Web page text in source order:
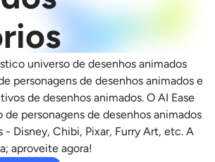
AI
AI
AI
Kling 2.6 Motion Control
Nano Banana Pro Seedream 4.5
Fluxo Kontext
d'água
universo de desenhos animados
personagens de desenhos animados e
de desenhos animados. O AI Ease
de personagens de desenhos animados
- Disney, Chibi, Pixar, Furry Art, etc. A
aproveite agora!